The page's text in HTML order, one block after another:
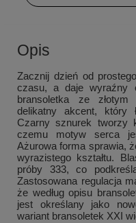
Opis
Zacznij dzień od
czasu, a daje wyraźny
bransoletka ze
delikatny akcent, który
Czarny sznurek tworzy
czemu motyw serca
Ażurowa forma sprawia,
wyrazistego kształtu.
próby 333, co
Zastosowana regulacja
że według opisu
jest określany jako
wariant bransoletek XXI